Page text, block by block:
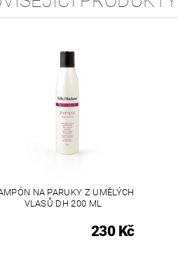
NA PARUKY Z UMĚLÝCH
VLASŮ DH 200 ML
230 Kč